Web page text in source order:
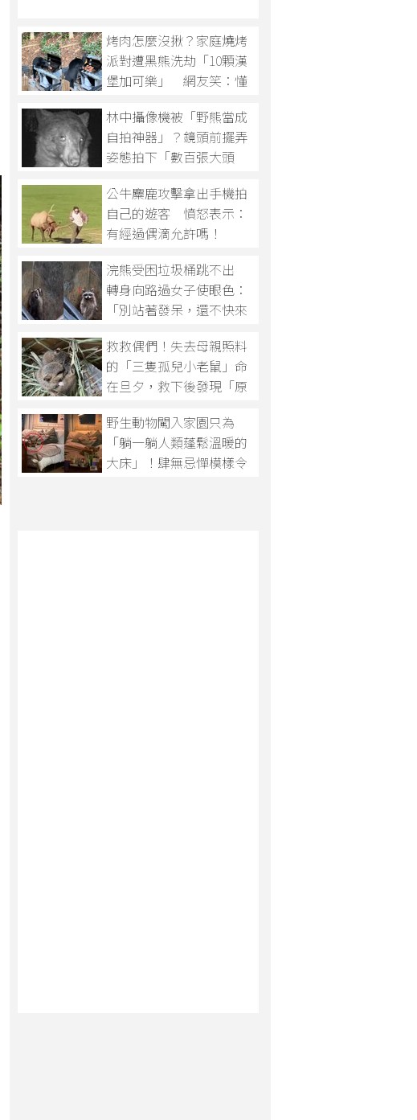
烤肉怎麼沒揪？家庭燒烤
派對遭黑熊洗劫「10顆漢
堡加可樂」 網友笑：懂
林中攝像機被「野熊當成
自拍神器」？鏡頭前擺弄
姿態拍下「數百張大頭
公牛麋鹿攻擊拿出手機拍
自己的遊客 憤怒表示：
有經過偶滴允許嗎！
浣熊受困垃圾桶跳不出
轉身向路過女子使眼色：
「別站著發呆，還不快來
救救偶們！失去母親照料
的「三隻孤兒小老鼠」命
在旦夕，救下後發現「原
野生動物闖入家園只為
「躺一躺人類蓬鬆溫暖的
大床」！肆無忌憚模樣令